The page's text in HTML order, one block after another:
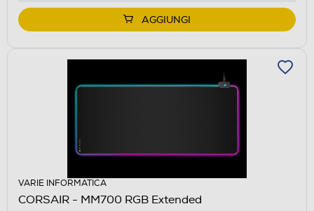
AGGIUNGI
VARIE INFORMATICA
CORSAIR - MM700 RGB Extended